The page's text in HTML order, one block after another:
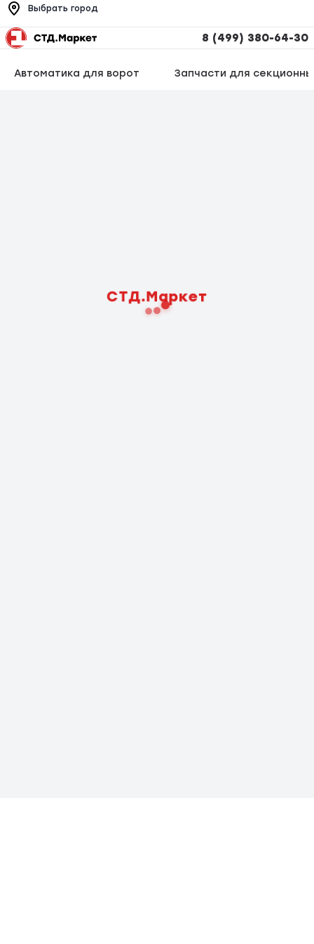
Выбрать город
8 (499) 380-64-30
Автоматика для ворот Запчасти для
СТД.Маркет